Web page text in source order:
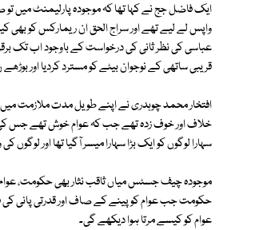
ایک فاضل جج نے کہا تھا کہ موجودہ پارلیمنٹ میں
واپس لے لیے تھے اور سراج الحق ان ریمارکس کو
عباسی کی نظر ثانی کی درخواست کے باوجود اب تک
قریبی ساتھی کے نوجوان بیٹے کو مسترد کردیا اور
افتخار محمد چوہدری نے اپنے طویل مدت ملازمت میں
خلاف اور خوف زدہ تھے جب کہ عوام خوش تھے جس کی
سہارا لوگوں کو ایک بڑا سہارا میسر آگیا تھا اور
موجودہ چیف جسٹس میاں ثاقب نثار بھی حکومت، عوام
حکومت جب عوام کو پینے کے صاف اور قدرتی پانی
عوام کو کیسے مرتا ہوا دیکھے گی۔